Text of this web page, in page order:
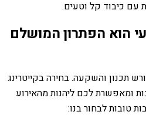
עם כיבוד קל וטעים.
הוא הפתרון המושלם
תכנון והשקעה. בחירה בקייטרינג
ומאפשרת לכם ליהנות מהאירוע
טובות לבחור בנו: